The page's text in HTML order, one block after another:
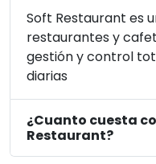
Soft Restaurant es
restaurantes y
gestión y control
diarias
¿Cuanto cuesta
Restaurant?